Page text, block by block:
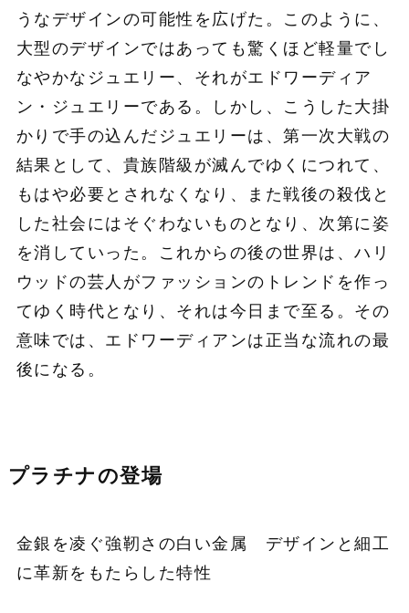
うなデザインの可能性を広げた。このように、
大型のデザインではあっても驚くほど軽量でし
なやかなジュエリー、それがエドワーディア
ン・ジュエリーである。しかし、こうした大掛
かりで手の込んだジュエリーは、第一次大戦の
結果として、貴族階級が滅んでゆくにつれて、
もはや必要とされなくなり、また戦後の殺伐と
した社会にはそぐわないものとなり、次第に姿
を消していった。これからの後の世界は、ハリ
ウッドの芸人がファッションのトレンドを作っ
てゆく時代となり、それは今日まで至る。その
意味では、エドワーディアンは正当な流れの最
後になる。
プラチナの登場
金銀を凌ぐ強靭さの白い金属 デザインと細工
に革新をもたらした特性